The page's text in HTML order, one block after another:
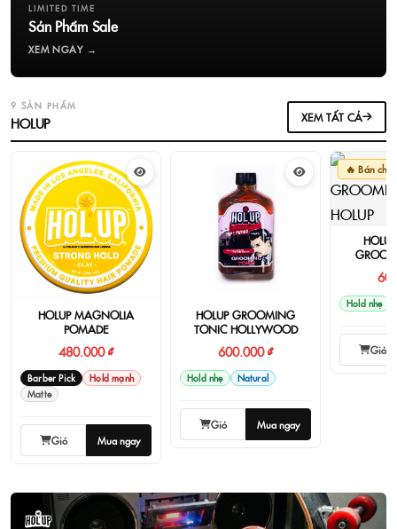
LIMITED TIME
Sản Phẩm Sale
XEM NGAY →
9 SẢN PHẨM
HOLUP XEM TẤT CẢ
HOLUP MAGNOLIA
POMADE
480.000 ₫
Barber Pick
Hold mạnh
Matte
Giỏ Mua ngay
HOLUP GROOMING
TONIC HOLLYWOOD
600.000 ₫
Hold nhẹ Natural
Giỏ Mua ngay
🔥 Bán chạy
Hold nhẹ
Giỏ